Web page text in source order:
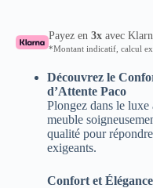
Payez en3x avec
*Montant indicatif, calcul
Découvrez le
d’Attente Paco
Plongez dans le luxe
meuble
qualité pour
exigeants.
Confort et Élégance